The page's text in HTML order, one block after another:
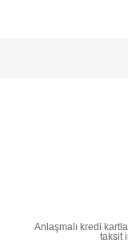
Anlaşmalı kredi
taksit